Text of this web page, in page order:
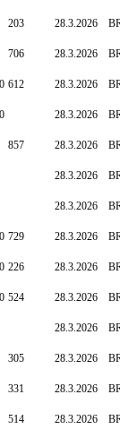
203 28.3.2026
706 28.3.2026
612 28.3.2026
28.3.2026
857 28.3.2026
28.3.2026
28.3.2026
729 28.3.2026
226 28.3.2026
524 28.3.2026
28.3.2026
305 28.3.2026
331 28.3.2026
514 28.3.2026